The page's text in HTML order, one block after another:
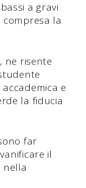
a gravi
la
ne risente
e
la fiducia
far
il
nella